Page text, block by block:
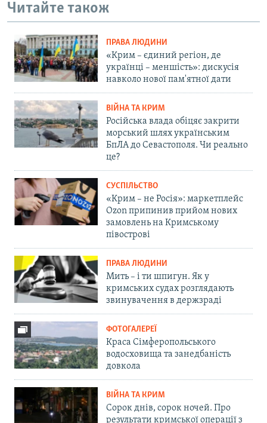
Читайте також
ПРАВА ЛЮДИНИ
«Крим – єдиний регіон, де
українці – меншість»: дискусія
навколо нової пам'ятної дати
ВІЙНА ТА КРИМ
Російська влада обіцяє закрити
морський шлях українським
БпЛА до Севастополя. Чи реально
це?
СУСПІЛЬСТВО
«Крим – не Росія»: маркетплейс
Ozon припинив прийом нових
замовлень на Кримському
півострові
ПРАВА ЛЮДИНИ
Мить – і ти шпигун. Як у
кримських судах розглядають
звинувачення в держзраді
ФОТОГАЛЕРЕЇ
Краса Сімферопольського
водосховища та занедбаність
довкола
ВІЙНА ТА КРИМ
Сорок днів, сорок ночей. Про
результати кримської операції з